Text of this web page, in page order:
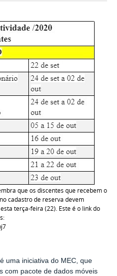
que os discentes que recebem o
cadastro de reserva devem
terça-feira (22). Este é o link do
uma iniciativa do MEC, que
com pacote de dados móveis